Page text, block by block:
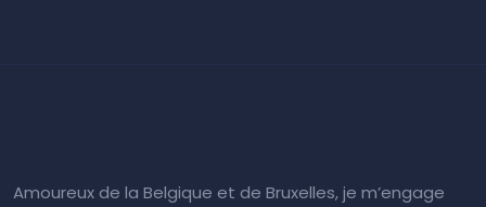
Amoureux de la Belgique et de Bruxelles, je m’engage